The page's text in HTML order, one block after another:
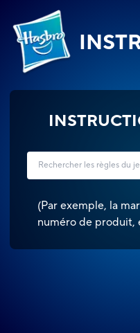
(Par exemple, la
numéro de produit,